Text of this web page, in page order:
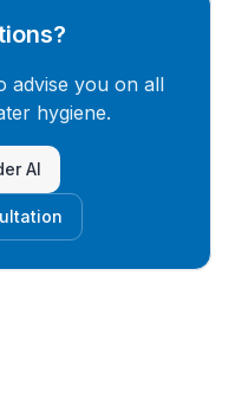
advise you on all
hygiene.
AI